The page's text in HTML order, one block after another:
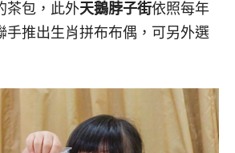
茶包，此外天鵝脖子街依照每年
手推出生肖拼布布偶，可另外選